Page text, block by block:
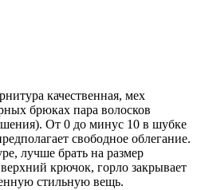
качественная, мех
брюках пара волосков
От 0 до минус 10 в шубке
свободное облегание.
лучше брать на размер
крючок, горло закрывает
стильную вещь.